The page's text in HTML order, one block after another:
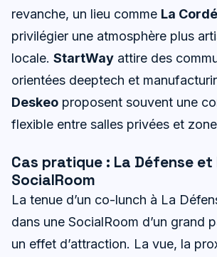
revanche, un lieu comme La
privilégier une atmosphère plus
locale. StartWay attire des
orientées deeptech et
Deskeo proposent souvent une
flexible entre salles privées et
Cas pratique : La Défense et
SocialRoom
La tenue d’un co-lunch à La
dans une SocialRoom d’un grand
un effet d’attraction. La vue, la